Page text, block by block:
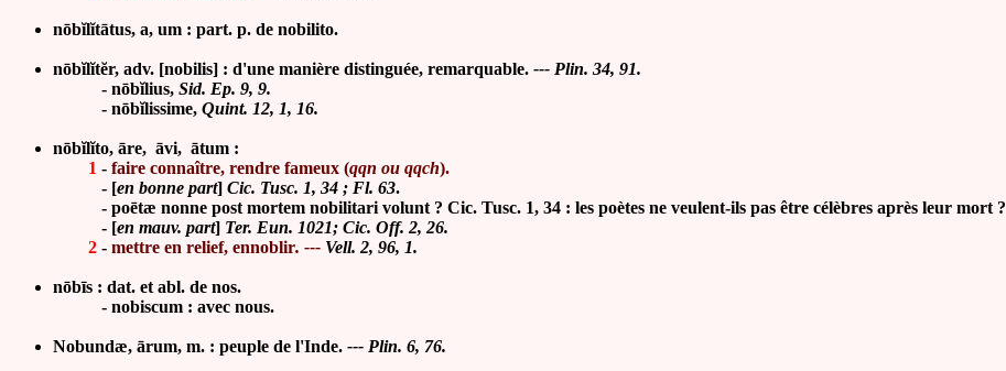
nōbĭlĭtātus, a, um : part. p. de nobilito.
nōbĭlĭtĕr, adv. [nobilis] : d'une manière distinguée, remarquable. --- Plin. 34, 91.
- nōbĭlius, Sid. Ep. 9, 9.
- nōbĭlissime, Quint. 12, 1, 16.
nōbĭlĭto, āre, āvi, ātum :
1 - faire connaître, rendre fameux (qqn ou qqch).
- [en bonne part] Cic. Tusc. 1, 34 ; Fl. 63.
- poētæ nonne post mortem nobilitari volunt ? Cic. Tusc. 1, 34 : les poètes ne veulent-ils pas être célèbres après leur mort ?
- [en mauv. part] Ter. Eun. 1021; Cic. Off. 2, 26.
2 - mettre en relief, ennoblir. --- Vell. 2, 96, 1.
nōbīs : dat. et abl. de nos.
- nobiscum : avec nous.
Nobundæ, ārum, m. : peuple de l'Inde. --- Plin. 6, 76.